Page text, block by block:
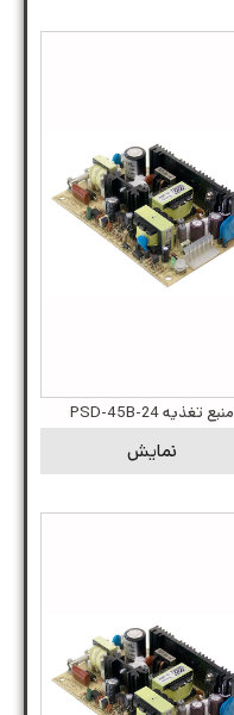
منبع تغذیه PSD-45B-24
نمایش